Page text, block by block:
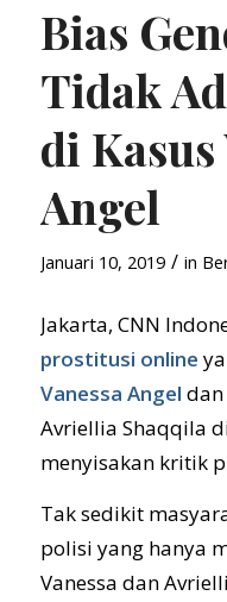
Bias
Tidak
di Kasus
Angel
Januari 10, 2019 / in
Jakarta, CNN
prostitusi online
Vanessa Angel
Avriellia Shaqqila
menyisakan kritik
Tak sedikit
polisi yang hanya
Vanessa dan